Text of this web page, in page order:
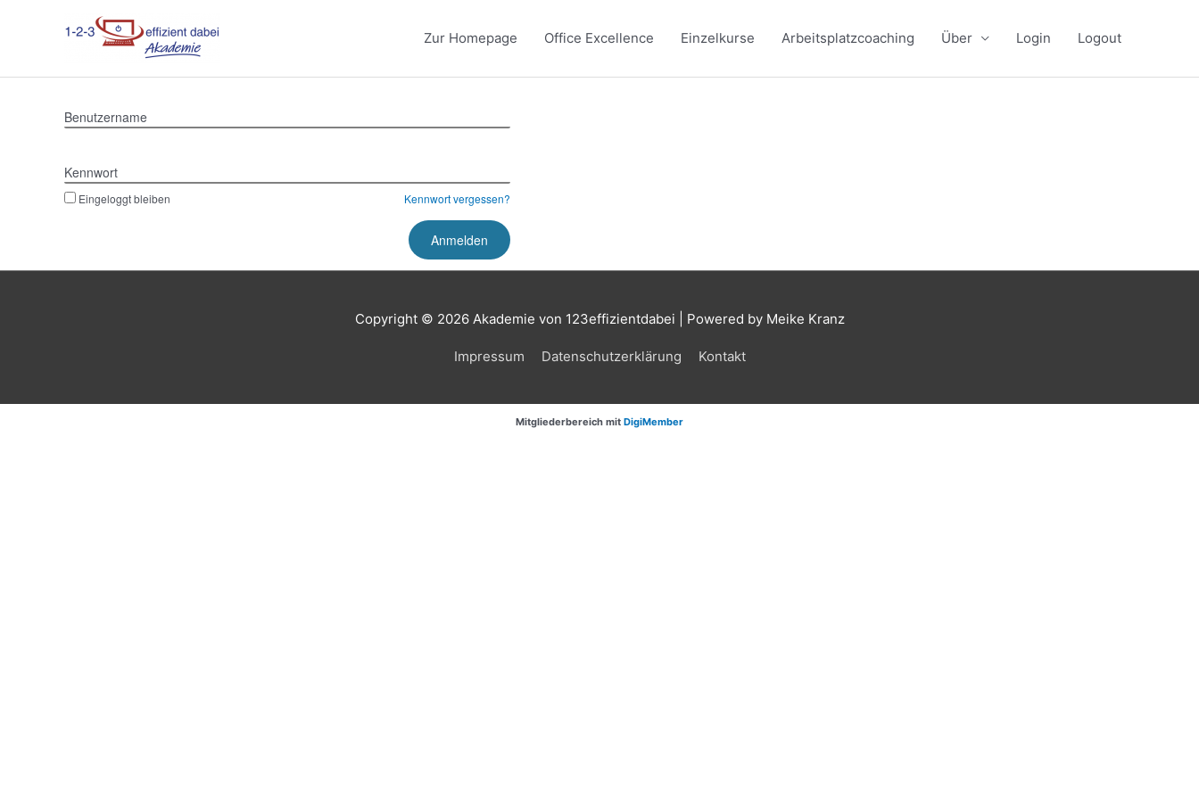
Zur Homepage Office Excellence Einzelkurse Arbeitsplatzcoaching Über Login Logout
Benutzername
Kennwort
Eingeloggt bleiben Kennwort vergessen?
Copyright © 2026 Akademie von 123effizientdabei | Powered by Meike Kranz
Impressum Datenschutzerklärung Kontakt
Mitgliederbereich mit DigiMember